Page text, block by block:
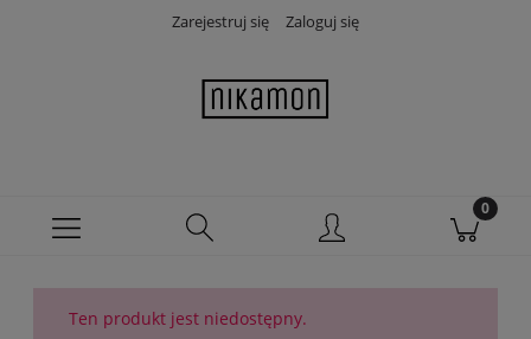
Zarejestruj się Zaloguj się
Ten produkt jest niedostępny.